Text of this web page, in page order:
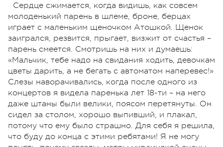
Сердце сжимается, когда видишь, как совсем
молоденький парень в шлеме, броне, берцах
играет с маленьким щеночком Атошкой. Щенок
заигрался, резвится, прыгает, визжит от счастья –
парень смеется. Смотришь на них и думаешь:
«Мальчик, тебе надо на свидания ходить, девочкам
цветы дарить, а не бегать с автоматом наперевес!»
Слезы наворачивались, когда после одного из
концертов я видела паренька лет 18-ти – на него
даже штаны были велики, поясом перетянуты. Он
сидел за столом, хорошо выпивший, и плакал,
потому что ему было страшно. Для себя я решила,
что буду до конца с этими ребятами! Я не могу